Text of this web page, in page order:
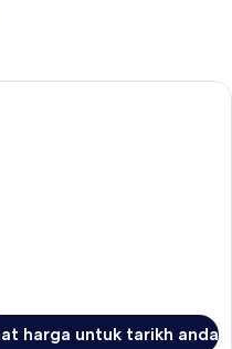
tempat tidur
harga untuk tarikh anda